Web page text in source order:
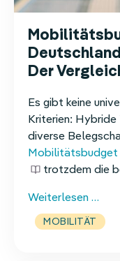
Der
Es gibt keine
Kriterien:
diverse
Mobilitätsbudget
trotzdem die
Weiterlesen …
vs.
MOBILITÄT